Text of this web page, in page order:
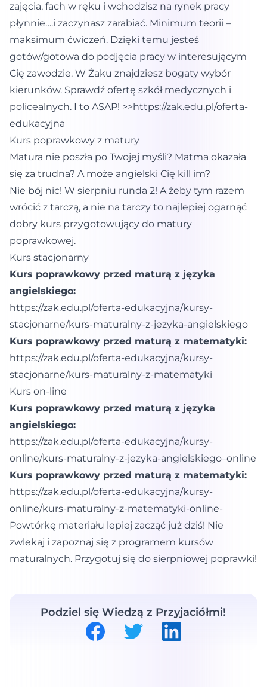
zajęcia, fach w ręku i wchodzisz na rynek pracy
płynnie….i zaczynasz zarabiać. Minimum teorii –
maksimum ćwiczeń. Dzięki temu jesteś
gotów/gotowa do podjęcia pracy w interesującym
Cię zawodzie. W Żaku znajdziesz bogaty wybór
kierunków. Sprawdź ofertę szkół medycznych i
policealnych. I to ASAP! >>https://zak.edu.pl/oferta-
edukacyjna
Kurs poprawkowy z matury
Matura nie poszła po Twojej myśli? Matma okazała
się za trudna? A może angielski Cię kill im?
Nie bój nic! W sierpniu runda 2! A żeby tym razem
wrócić z tarczą, a nie na tarczy to najlepiej ogarnąć
dobry kurs przygotowujący do matury
poprawkowej.
Kurs stacjonarny
Kurs poprawkowy przed maturą z języka
angielskiego:
https://zak.edu.pl/oferta-edukacyjna/kursy-
stacjonarne/kurs-maturalny-z-jezyka-angielskiego
Kurs poprawkowy przed maturą z matematyki:
https://zak.edu.pl/oferta-edukacyjna/kursy-
stacjonarne/kurs-maturalny-z-matematyki
Kurs on-line
Kurs poprawkowy przed maturą z języka
angielskiego:
https://zak.edu.pl/oferta-edukacyjna/kursy-
online/kurs-maturalny-z-jezyka-angielskiego–online
Kurs poprawkowy przed maturą z matematyki:
https://zak.edu.pl/oferta-edukacyjna/kursy-
online/kurs-maturalny-z-matematyki-online-
Powtórkę materiału lepiej zacząć już dziś! Nie
zwlekaj i zapoznaj się z programem kursów
maturalnych. Przygotuj się do sierpniowej poprawki!
Podziel się Wiedzą z Przyjaciółmi!